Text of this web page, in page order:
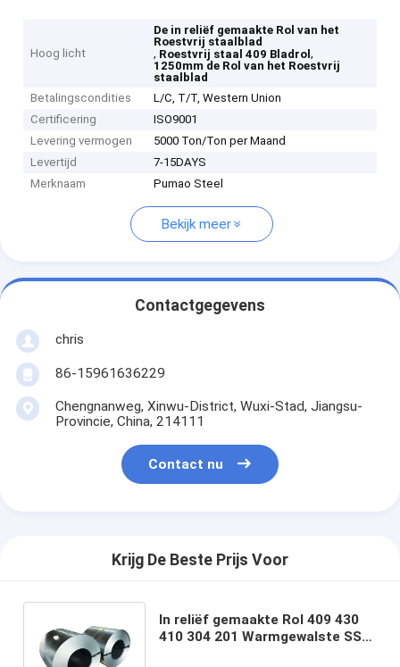
Hoog licht
De in reliëf gemaakte Rol van het
Roestvrij staalblad
, Roestvrij staal 409 Bladrol,
1250mm de Rol van het Roestvrij
staalblad
Betalingscondities
L/C, T/T, Western Union
Certificering
ISO9001
Levering vermogen
5000 Ton/Ton per Maand
Levertijd
7-15DAYS
Merknaam
Pumao Steel
Bekijk meer
Contactgegevens
chris
86-15961636229
Chengnanweg, Xinwu-District, Wuxi-Stad, Jiangsu-
Provincie, China, 214111
Contact nu
Krijg De Beste Prijs Voor
In reliëf gemaakte Rol 409 430
410 304 201 Warmgewalste SS